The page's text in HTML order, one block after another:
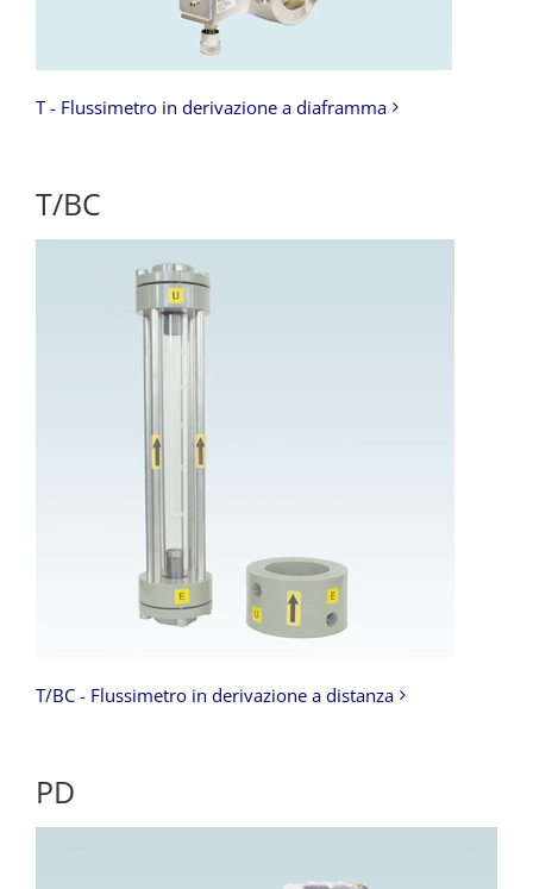
T - Flussimetro in derivazione a diaframma
T/BC
T/BC - Flussimetro in derivazione a distanza
PD